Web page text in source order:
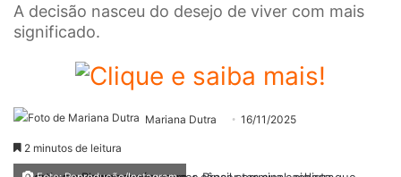
A decisão nasceu do desejo de viver com mais
significado.
Mariana Dutra 16/11/2025
2 minutos de leitura